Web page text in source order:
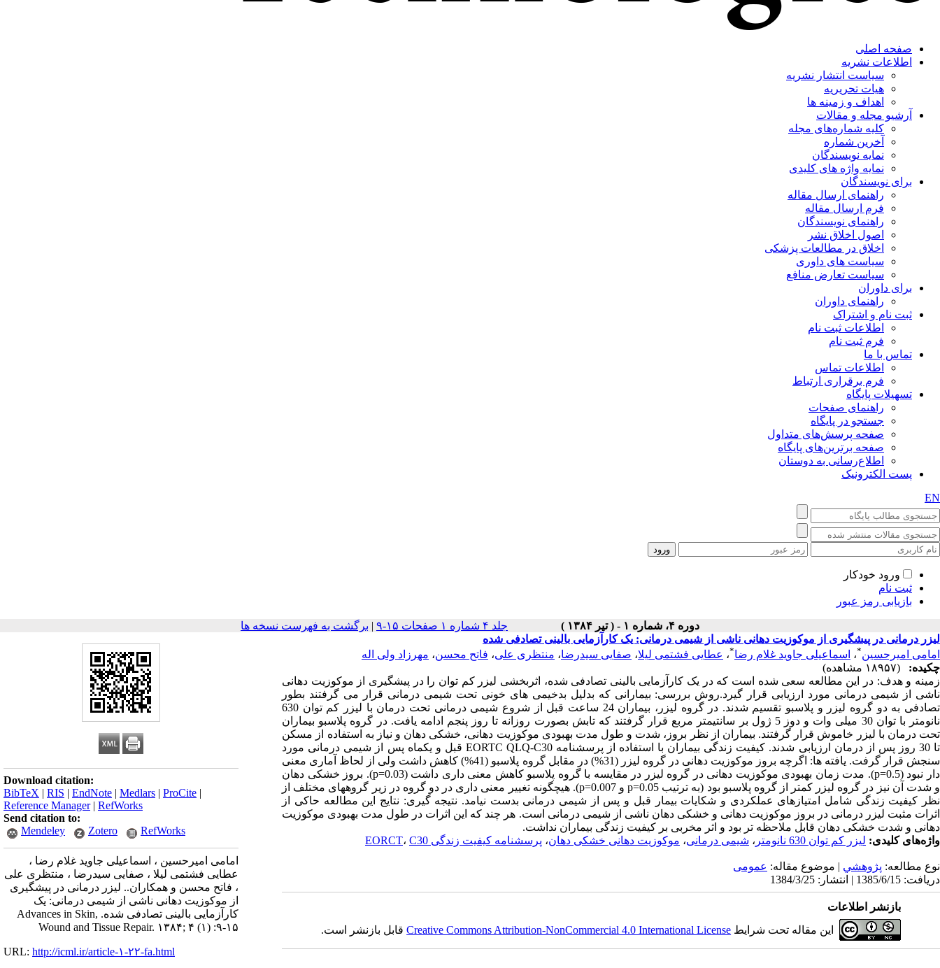
صفحه اصلی
اطلاعات نشریه
سیاست انتشار نشریه
هیات تحریریه
اهداف و زمینه ها
آرشیو مجله و مقالات
کلیه شماره‌های مجله
آخرین شماره
نمایه نویسندگان
نمایه واژه های کلیدی
برای نویسندگان
راهنمای ارسال مقاله
فرم ارسال مقاله
راهنمای نویسندگان
اصول اخلاق نشر
اخلاق در مطالعات پزشکی
سیاست های داوری
سیاست تعارض منافع
برای داوران
راهنمای داوران
ثبت نام و اشتراک
اطلاعات ثبت نام
فرم ثبت نام
تماس با ما
اطلاعات تماس
فرم برقراری ارتباط
تسهیلات پایگاه
راهنمای صفحات
جستجو در پایگاه
صفحه پرسش‌های متداول
صفحه برترین‌های پایگاه
اطلاع‌رسانی به دوستان
پست الکترونیک
EN
ورود خودکار
ثبت نام
بازیابی رمز عبور
دوره ۴، شماره ۱ - ( تير ۱۳۸۴ ) جلد ۴ شماره ۱ صفحات ۱۵-۹ | برگشت به فهرست نسخه ها
Download citation:
BibTeX | RIS | EndNote | Medlars | ProCite |
Reference Manager| RefWorks
Send citation to:
Mendeley
Zotero RefWorks
امامی امیرحسین ، اسماعیلی جاوید غلام رضا ،
عطایی فشتمی لیلا ، صفایی سیدرضا ، منتظری علی
، فاتح محسن و همکاران.. لیزر درمانی در پیشگیری
از موکوزیت دهانی ناشی از شیمی درمانی: یک
کارآزمایی بالینی تصادفی شده. Advances in Skin,
Wound and Tissue Repair. ۱۳۸۴; ۴ (۱) :۹-۱۵
URL: http://icml.ir/article-۱-۲۲-fa.html
لیزر درمانی در پیشگیری از موکوزیت دهانی ناشی از شیمی درمانی: یک کارآزمایی بالینی تصادفی شده
امامی امیرحسین*، اسماعیلی جاوید غلام رضا*، عطایی فشتمی لیلا، صفایی سیدرضا، منتظری علی، فاتح محسن، مهرزاد ولی اله
چکیده:
(۱۸۹۵۷ مشاهده)
زمینه و هدف: در این مطالعه سعی شده است که در یک کارآزمایی بالینی تصادفی شده، اثربخشی لیزر کم توان را در پیشگیری از موکوزیت دهانی
ناشی از شیمی درمانی مورد ارزیابی قرار گیرد.روش بررسی: بیمارانی که بدلیل بدخیمی های خونی تحت شیمی درمانی قرار می گرفتند بطور
تصادفی به دو گروه لیزر و پلاسبو تقسیم شدند. در گروه لیزر، بیماران 24 ساعت قبل از شروع شیمی درمانی تحت درمان با لیزر کم توان 630
نانومتر با توان 30 میلی وات و دوز 5 ژول بر سانتیمتر مربع قرار گرفتند که تابش بصورت روزانه تا روز پنجم ادامه یافت. در گروه پلاسبو بیماران
تحت درمان با لیزر خاموش قرار گرفتند. بیماران از نظر بروز، شدت و طول مدت بهبودی موکوزیت دهانی، خشکی دهان و نیاز به استفاده از مسکن
تا 30 روز پس از درمان ارزیابی شدند. کیفیت زندگی بیماران با استفاده از پرسشنامه EORTC QLQ-C30 قبل و یکماه پس از شیمی درمانی مورد
سنجش قرار گرفت. یافته ها: اگرچه بروز موکوزیت دهانی در گروه لیزر (31%) در مقابل گروه پلاسبو (41%) کاهش داشت ولی از لحاظ آماری معنی
دار نبود (p=0.5). مدت زمان بهبودی موکوزیت دهانی در گروه لیزر در مقایسه با گروه پلاسبو کاهش معنی داری داشت (p=0.03). بروز خشکی دهان
و شدت آن نیز در گروه لیزر کمتر از گروه پلاسبو بود (به ترتیب p=0.05 و p=0.007). هیچگونه تغییر معنی داری در دو گروه در زیر گروههای مختلف از
نظر کیفیت زندگی شامل امتیازهای عملکردی و شکایات بیمار قبل و پس از شیمی درمانی بدست نیامد. نتیجه گیری: نتایج این مطالعه حاکی از
اثرات مثبت لیزر درمانی در بروز موکوزیت دهانی و خشکی دهان ناشی از شیمی درمانی است. هر چند که این اثرات در طول مدت بهبودی موکوزیت
دهانی و شدت خشکی دهان قابل ملاحظه تر بود و اثر مخربی بر کیفیت زندگی بیماران نداشت.
واژه‌های کلیدی: لیزر کم توان 630 نانومتر ، شیمی درمانی، موکوزیت دهانی خشکی دهان، پرسشنامه کیفیت زندگی EORCT ، C30
نوع مطالعه: پژوهشي | موضوع مقاله: عمومى
دریافت: 1385/6/15 | انتشار: 1384/3/25
بازنشر اطلاعات
این مقاله تحت شرایط Creative Commons Attribution-NonCommercial 4.0 International Licenseقابل بازنشر است.